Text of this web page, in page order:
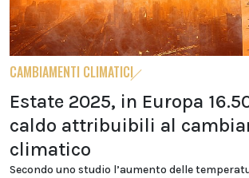
CAMBIAMENTI CLIMATICI
Estate 2025, in Europa
caldo attribuibili al
climatico
Secondo uno studio l’aumento delle